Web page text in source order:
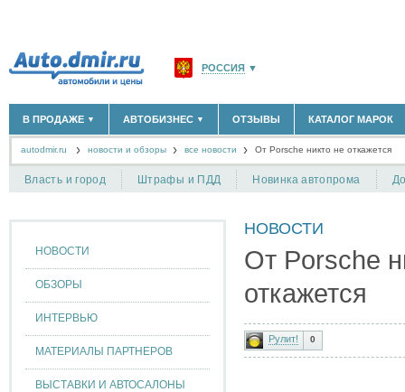
РОССИЯ ▼
САНКТ-ПЕТЕРБУРГ И ОБЛАСТЬ(14304)
КРАСНОДАРСКИЙ КРАЙ(5619)
КРЫМ РЕСПУБЛИКА(412)
В ПРОДАЖЕ ▼
НОВЫЕ АВТОМОБИЛИ(30122)
АВТОМОБИЛИ С ПРОБЕГОМ
АВТОБИЗНЕС ▼
ОФИЦИАЛЬНЫЕ ДИЛЕРЫ(1347)
ТАКСИ(278)
+ ДОБАВИТЬ КОМПАНИЮ
ОТЗЫВЫ КАТАЛОГ МАРОК
autodmir.ru новости и обзоры все новости От Porsche никто не откажется
Власть и город Штрафы и ПДД Новинка автопрома
НОВОСТИ
ОБЗОРЫ
ИНТЕРВЬЮ
МАТЕРИАЛЫ ПАРТНЕРОВ
ВЫСТАВКИ И АВТОСАЛОНЫ
НОВОСТИ
От Porsche
откажется
Рулит! 0